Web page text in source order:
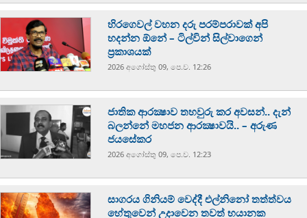
හිරගෙවල් වහන දරු පරම්පරාවක් අපි
හදන්න ඕනේ – ටිල්වින් සිල්වාගෙන්
ප්‍රකාශයක්
2026 අගෝස්‍තු 09, පෙ.ව. 12:26
ජාතික ආරක්‍ෂාව තහවුරු කර අවසන්.. දැන්
බලන්නේ මහජන ආරක්‍ෂාවයි.. – අරුණ
ජයසේකර
2026 අගෝස්‍තු 09, පෙ.ව. 12:23
සාගරය ගිනියම් වෙද්දී එල්නිනෝ තත්ත්වය
හේතුවෙන් උදාවෙන තවත් භයානක